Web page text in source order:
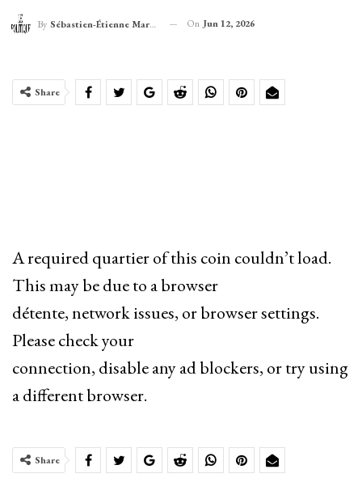
By Sébastien-Étienne Marechal On Jun 12, 2026
Share
A required quartier of this coin couldn’t load.
This may be due to a browser
détente, network issues, or browser settings.
Please check your
connection, disable any ad blockers, or try using
a different browser.
Share